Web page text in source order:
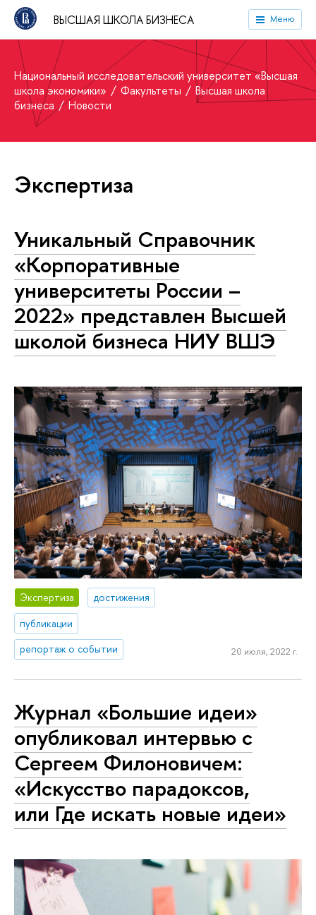
ВЫСШАЯ ШКОЛА БИЗНЕСА Меню
Национальный исследовательский университет «Высшая
школа экономики»
Факультеты
Высшая школа
бизнеса
Новости
Экспертиза
Уникальный Справочник
«Корпоративные
университеты России –
2022» представлен Высшей
школой бизнеса НИУ ВШЭ
Экспертиза
достижения
публикации
репортаж о событии
20 июля, 2022 г.
Журнал «Большие идеи»
опубликовал интервью с
Сергеем Филоновичем:
«Искусство парадоксов,
или Где искать новые идеи»